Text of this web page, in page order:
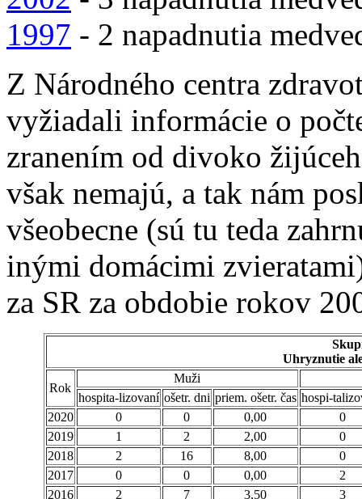
1997 - 2 napadnutia
Z Národného centra
vyžiadali informácie o
zranením od divoko
však nemajú, a tak nám
všeobecne (sú tu teda
inými domácimi
za SR za obdobie rokov
Uhryznutie
Rok
Muži
hospita-lizovaní ošetr. dni priem. ošetr. čas hospi-
2020
0 0 0,00
0
2019
1 2 2,00
0
2018
2 16 8,00
0
2017
0 0 0,00
2
2016
2 7 3,50
3